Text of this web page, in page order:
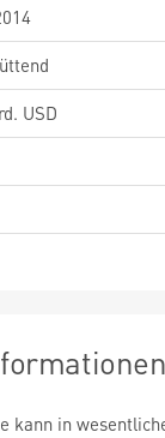
USD
kann in